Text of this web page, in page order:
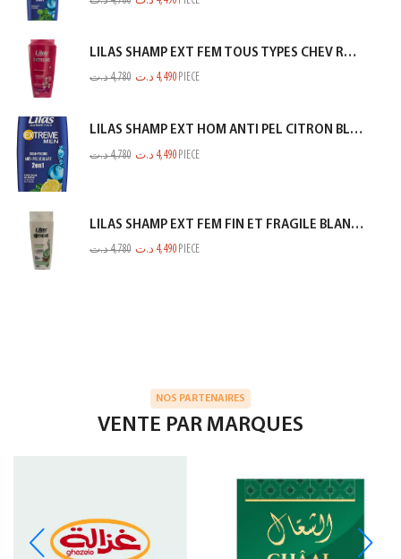
LILAS SHAMP EXT FEM TOUS TYPES CHEV ROSE 350ML
4,780د.ت 4,490 د.ت PIECE
LILAS SHAMP EXT HOM ANTI PEL CITRON BLEU 350ML
4,780د.ت 4,490 د.ت PIECE
LILAS SHAMP EXT FEM FIN ET FRAGILE BLANC 350ML
4,780د.ت 4,490 د.ت PIECE
NOS PARTENAIRES
VENTE PAR MARQUES